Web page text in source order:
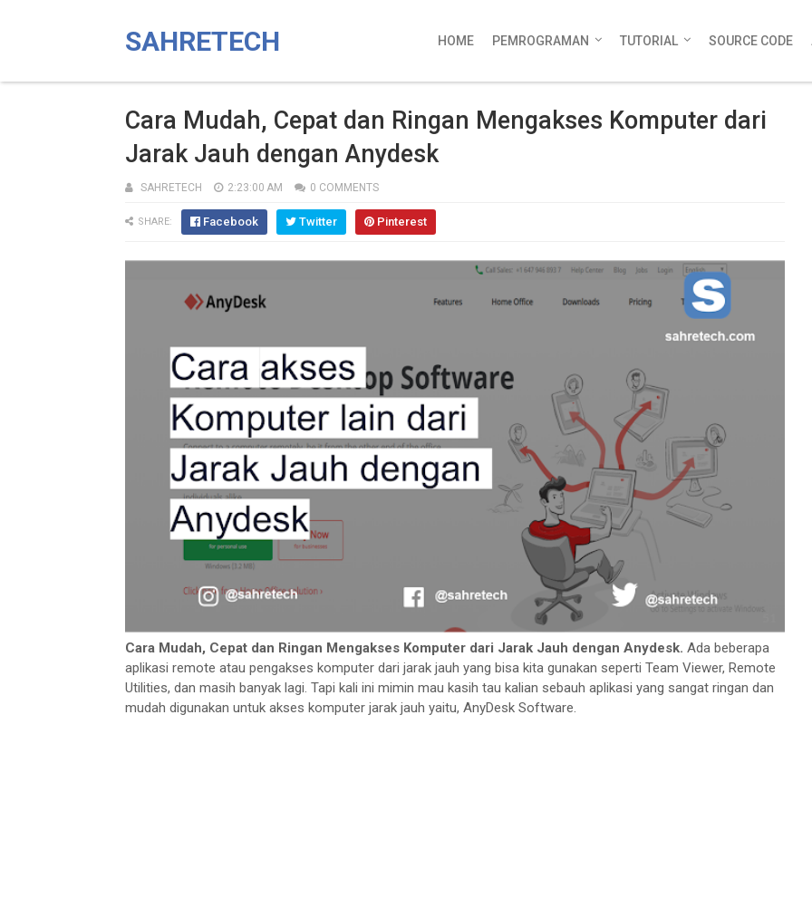
SAHRETECH HOME PEMROGRAMAN TUTORIAL SOURCE CODE
Cara Mudah, Cepat dan Ringan Mengakses Komputer dari
Jarak Jauh dengan Anydesk
SAHRETECH 2:23:00 AM 0 COMMENTS
SHARE: Facebook Twitter Pinterest
Cara Mudah, Cepat dan Ringan Mengakses Komputer dari Jarak Jauh dengan Anydesk. Ada beberapa
aplikasi remote atau pengakses komputer dari jarak jauh yang bisa kita gunakan seperti Team Viewer, Remote
Utilities, dan masih banyak lagi. Tapi kali ini mimin mau kasih tau kalian sebauh aplikasi yang sangat ringan dan
mudah digunakan untuk akses komputer jarak jauh yaitu, AnyDesk Software.